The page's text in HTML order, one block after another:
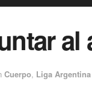
al
Cuerpo, Liga Argentina